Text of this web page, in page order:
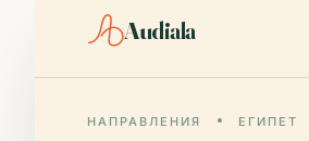
Audiala
НАПРАВЛЕНИЯ ЕГИПЕТ